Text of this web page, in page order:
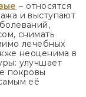
– относятся
и выступают
снимать
лечебных
неоценима в
улучшает
покровы
её